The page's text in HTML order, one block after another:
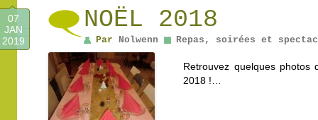
NOËL 2018
07
JAN
2019
Par Nolwenn Repas, soirées et
Retrouvez quelques photos
2018 !…